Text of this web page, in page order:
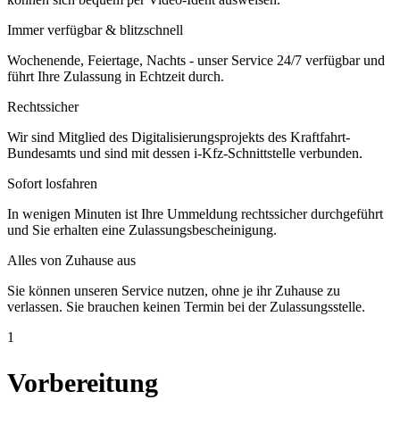
Immer verfügbar & blitzschnell
Wochenende, Feiertage, Nachts - unser Service 24/7 verfügbar und
führt Ihre Zulassung in Echtzeit durch.
Rechtssicher
Wir sind Mitglied des Digitalisierungsprojekts des Kraftfahrt-
Bundesamts und sind mit dessen i-Kfz-Schnittstelle verbunden.
Sofort losfahren
In wenigen Minuten ist Ihre Ummeldung rechtssicher durchgeführt
und Sie erhalten eine Zulassungsbescheinigung.
Alles von Zuhause aus
Sie können unseren Service nutzen, ohne je ihr Zuhause zu
verlassen. Sie brauchen keinen Termin bei der Zulassungsstelle.
1
Vorbereitung